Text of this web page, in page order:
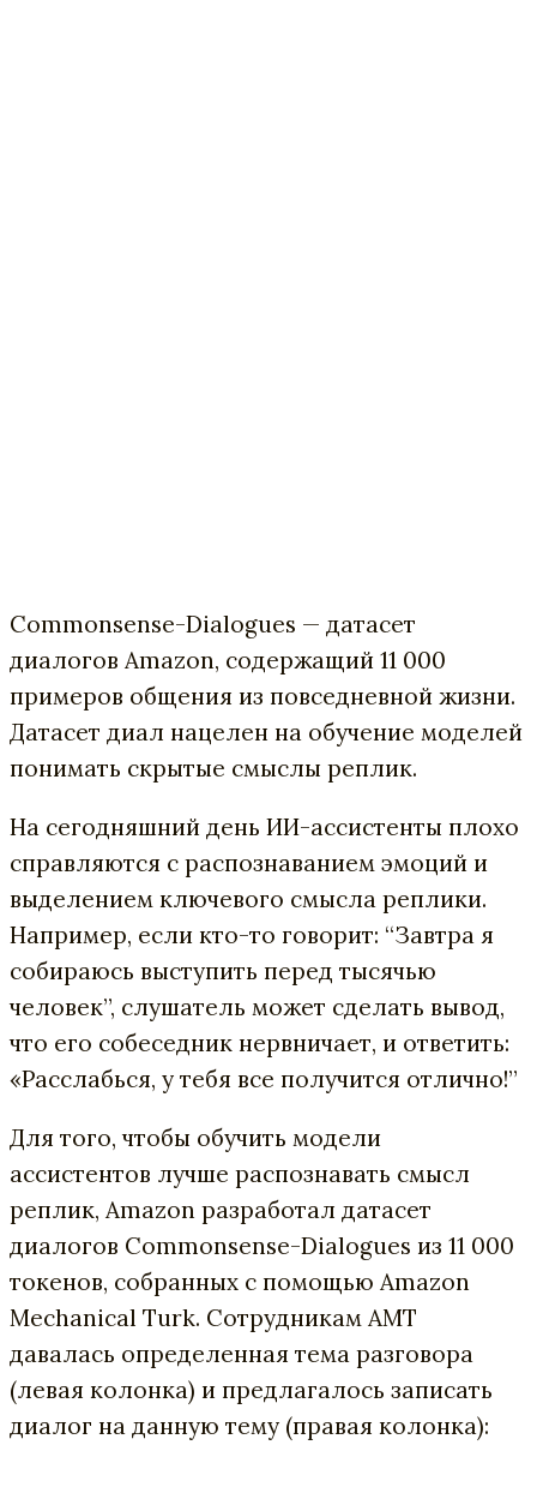
Commonsense-Dialogues — датасет
диалогов Amazon, содержащий 11 000
примеров общения из повседневной жизни.
Датасет диал нацелен на обучение моделей
понимать скрытые смыслы реплик.
На сегодняшний день ИИ-ассистенты плохо
справляются с распознаванием эмоций и
выделением ключевого смысла реплики.
Например, если кто-то говорит: “Завтра я
собираюсь выступить перед тысячью
человек”, слушатель может сделать вывод,
что его собеседник нервничает, и ответить:
«Расслабься, у тебя все получится отлично!”
Для того, чтобы обучить модели
ассистентов лучше распознавать смысл
реплик, Amazon разработал датасет
диалогов Commonsense-Dialogues из 11 000
токенов, собранных с помощью Amazon
Mechanical Turk. Сотрудникам AMT
давалась определенная тема разговора
(левая колонка) и предлагалось записать
диалог на данную тему (правая колонка):